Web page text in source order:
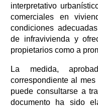
interpretativo
comerciales en
condiciones
de infravivienda y
propietarios como a
La medida,
correspondiente al
puede consultarse a
documento ha sido